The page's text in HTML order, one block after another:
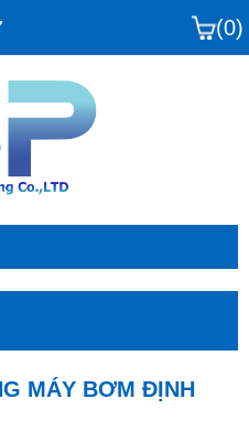
(0)
MÁY BƠM ĐỊNH